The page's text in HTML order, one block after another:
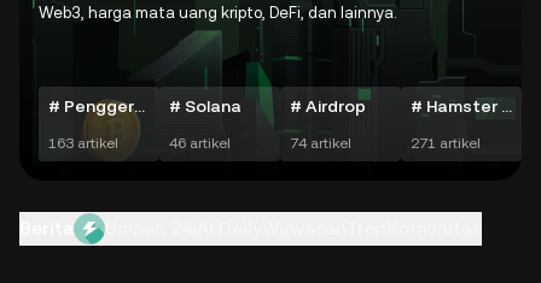
Web3, harga mata uang kripto, DeFi, dan lainnya.
# Penggerak Harian Crypto
163 artikel
# Solana
46 artikel
# Airdrop
74 artikel
# Hamster Kombat
271 artikel